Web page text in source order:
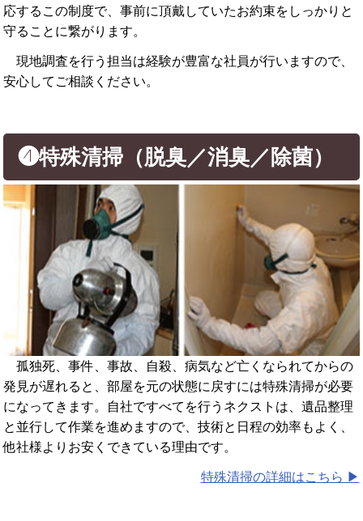
応するこの制度で、事前に頂戴していたお約束をしっかりと
守ることに繋がります。
現地調査を行う担当は経験が豊富な社員が行いますので、
安心してご相談ください。
❹特殊清掃（脱臭／消臭／除菌）
孤独死、事件、事故、自殺、病気など亡くなられてからの
発見が遅れると、部屋を元の状態に戻すには特殊清掃が必要
になってきます。自社ですべてを行うネクストは、遺品整理
と並行して作業を進めますので、技術と日程の効率もよく、
他社様よりお安くできている理由です。
特殊清掃の詳細はこちら ▶︎